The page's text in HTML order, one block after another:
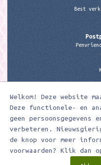
Welkom! Deze website
Deze functionele- en
geen
verbeteren.
de knop voor meer
voorwaarden? Klik dan
Best
06 –
KVK
BTW